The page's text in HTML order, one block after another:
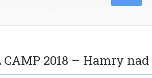
CAMP 2018 – Hamry nad